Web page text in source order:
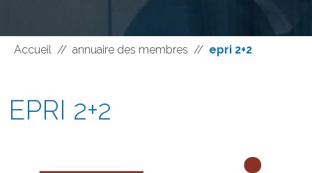
Accueil // annuaire des membres // epri 2+2
EPRI 2+2